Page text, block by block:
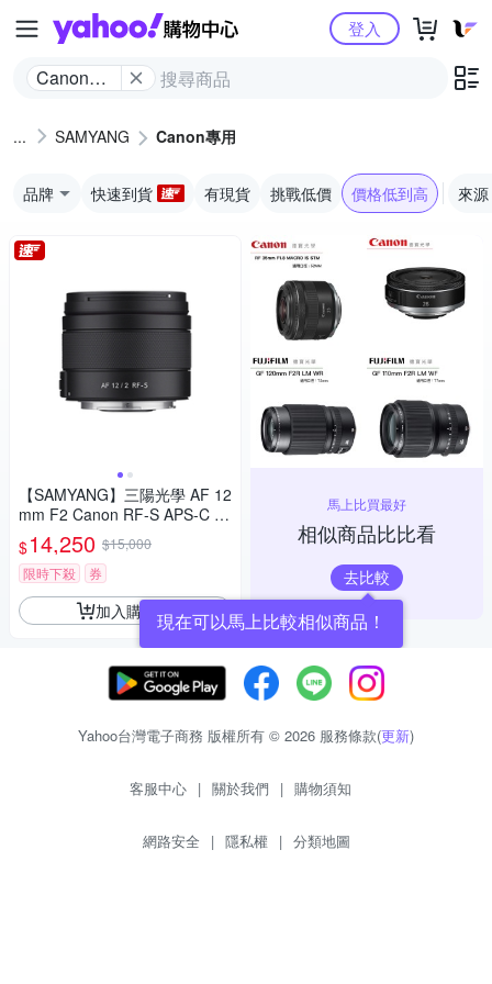
Yahoo購物中心
Canon專
登入
SAMYANG Canon專用
品牌 快速到貨 有現貨 挑戰低價 價格低到高 來源
【SAMYANG】三陽光學 AF 12
mm F2 Canon RF-S APS-C 自
動對焦鏡頭 公司貨
$14,250 $15,000
限時下殺
券
加入購物車
馬上比買最好
相似商品比比看
去比較
現在可以馬上比較相似商品！
Yahoo台灣電子商務 版權所有 © 2026 服務條款(更新)
客服中心 | 關於我們 | 購物須知
網路安全 | 隱私權 | 分類地圖